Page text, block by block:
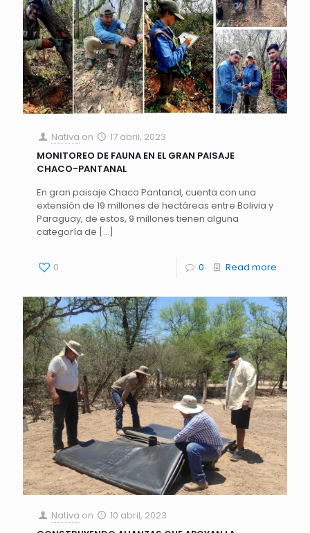
Nativa on
17 abril, 2023
MONITOREO DE FAUNA EN EL GRAN PAISAJE
CHACO-PANTANAL
En gran paisaje Chaco Pantanal, cuenta con una
extensión de 19 millones de hectáreas entre Bolivia y
Paraguay, de estos, 9 millones tienen alguna
categoría de […]
0 0 Read more
Nativa on
10 abril, 2023